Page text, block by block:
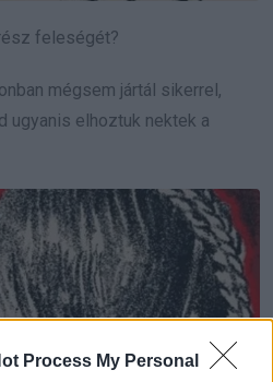
Process My Personal
feleségét?
mégsem jártál sikerrel,
ugyanis elhoztuk nektek a